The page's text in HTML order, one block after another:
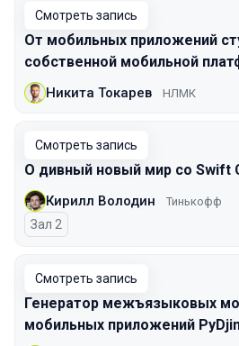
Смотреть запись
От мобильных приложений
собственной мобильной
Никита Токарев НЛМК
Смотреть запись
О дивный новый мир со Swift
Кирилл Володин Тинькофф
Зал 2
Смотреть запись
Генератор межъязыковых
мобильных приложений